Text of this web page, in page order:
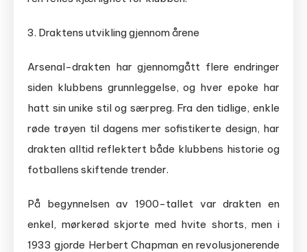
3. Draktens utvikling gjennom årene
Arsenal-drakten har gjennomgått flere endringer
siden klubbens grunnleggelse, og hver epoke har
hatt sin unike stil og særpreg. Fra den tidlige, enkle
røde trøyen til dagens mer sofistikerte design, har
drakten alltid reflektert både klubbens historie og
fotballens skiftende trender.
På begynnelsen av 1900-tallet var drakten en
enkel, mørkerød skjorte med hvite shorts, men i
1933 gjorde Herbert Chapman en revolusjonerende